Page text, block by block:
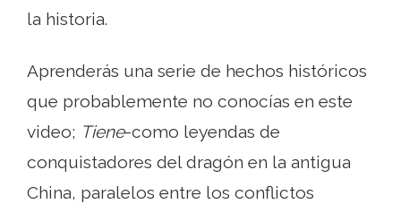
la historia.
Aprenderás una serie de hechos históricos
que probablemente no conocías en este
video; Tiene-como leyendas de
conquistadores del dragón en la antigua
China, paralelos entre los conflictos